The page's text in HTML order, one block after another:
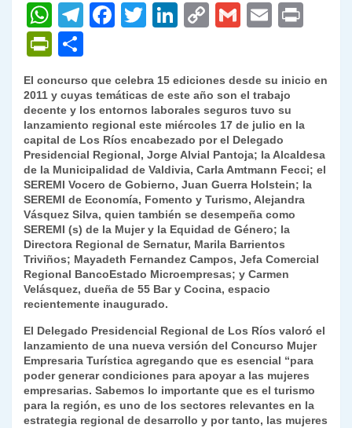
W
h
at
s
A
p
p
T
gr
a
m
F
e
b
o
o
k
T
er
Li
e
dI
n
C
y
Li
n
k
G
l
E
l
P
nt
Fr
ie
n
dl
y
m
p
ar
tir
El concurso que celebra 15 ediciones desde su inicio en
2011 y cuyas temáticas de este año son el trabajo
decente y los entornos laborales seguros tuvo su
lanzamiento regional este miércoles 17 de julio en la
capital de Los Ríos encabezado por el Delegado
Presidencial Regional, Jorge Alvial Pantoja; la Alcaldesa
de la Municipalidad de Valdivia, Carla Amtmann Fecci; el
SEREMI Vocero de Gobierno, Juan Guerra Holstein; la
SEREMI de Economía, Fomento y Turismo, Alejandra
Vásquez Silva, quien también se desempeña como
SEREMI (s) de la Mujer y la Equidad de Género; la
Directora Regional de Sernatur, Marila Barrientos
Triviños; Mayadeth Fernandez Campos, Jefa Comercial
Regional BancoEstado Microempresas; y Carmen
Velásquez, dueña de 55 Bar y Cocina, espacio
recientemente inaugurado.
El Delegado Presidencial Regional de Los Ríos valoró el
lanzamiento de una nueva versión del Concurso Mujer
Empresaria Turística agregando que es esencial “para
poder generar condiciones para apoyar a las mujeres
empresarias. Sabemos lo importante que es el turismo
para la región, es uno de los sectores relevantes en la
estrategia regional de desarrollo y por tanto, las mujeres